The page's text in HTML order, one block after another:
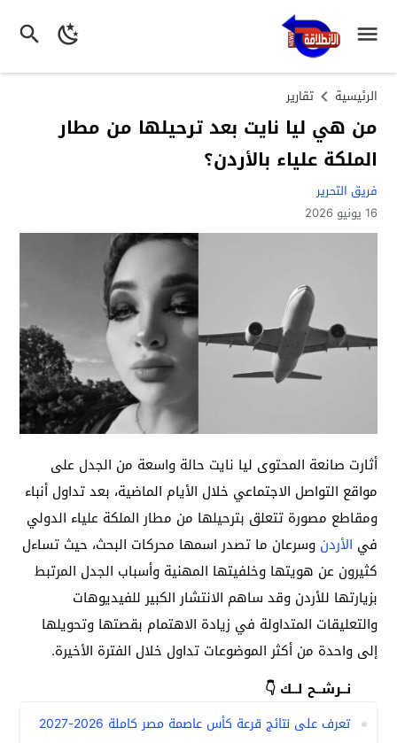
الرئيسية تقارير
من هي ليا نايت بعد ترحيلها من مطار
الملكة علياء بالأردن؟
فريق التحرير
16 يونيو 2026
أثارت صانعة المحتوى ليا نايت حالة واسعة من الجدل على
مواقع التواصل الاجتماعي خلال الأيام الماضية، بعد تداول أنباء
ومقاطع مصورة تتعلق بترحيلها من مطار الملكة علياء الدولي
في الأردن وسرعان ما تصدر اسمها محركات البحث، حيث تساءل
كثيرون عن هويتها وخلفيتها المهنية وأسباب الجدل المرتبط
بزيارتها للأردن وقد ساهم الانتشار الكبير للفيديوهات
والتعليقات المتداولة في زيادة الاهتمام بقصتها وتحويلها
إلى واحدة من أكثر الموضوعات تداول خلال الفترة الأخيرة.
نــرشــح لــك 👇
تعرف على نتائج قرعة كأس عاصمة مصر كاملة 2026-2027